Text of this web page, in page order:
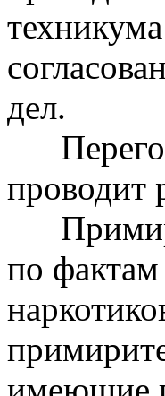
дел.
проводит
по